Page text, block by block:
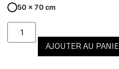
50 x 70 cm
AJOUTER AU